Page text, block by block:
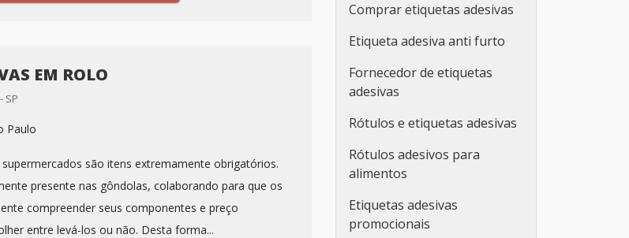
EM ROLO
SP
Paulo
são itens extremamente obrigatórios.
presente nas gôndolas, colaborando para que os
compreender seus componentes e preço
entre levá-los ou não. Desta forma...
Comprar etiquetas adesivas
Etiqueta adesiva anti furto
Fornecedor de etiquetas
adesivas
Rótulos e etiquetas adesivas
Rótulos adesivos para
alimentos
Etiquetas adesivas
promocionais